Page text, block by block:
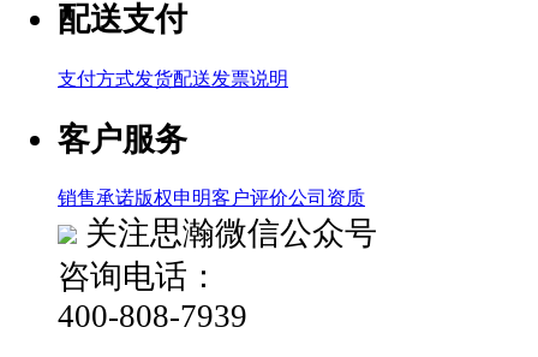
配送支付
支付方式发货配送发票说明
客户服务
销售承诺版权申明客户评价公司资质
关注思瀚微信公众号
咨询电话：
400-808-7939